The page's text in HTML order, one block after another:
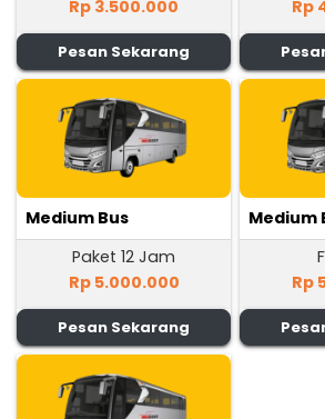
Rp 3.500.000
Pesan Sekarang
Rp
Medium Bus
Paket 12 Jam
Rp 5.000.000
Pesan Sekarang
Medium
Rp